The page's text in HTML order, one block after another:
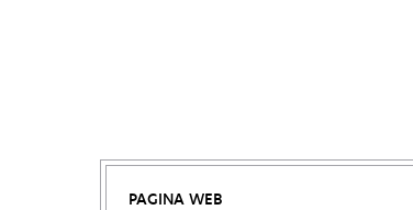
PAGINA WEB